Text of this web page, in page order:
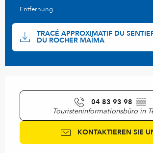
Entfernung
Dokumentation
TRACÉ APPROXIMATIF DU
DU ROCHER MAÏMA
04 83 93 98 ▒▒
Touristeninformationsbüro in
KONTAKTIEREN SIE